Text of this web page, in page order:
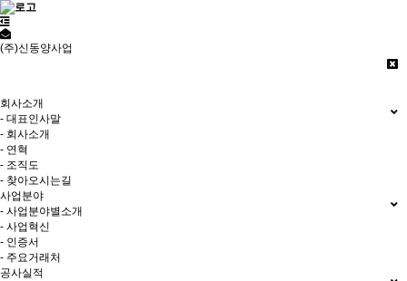
(주)신동양사업
회사소개
- 대표인사말
- 회사소개
- 연혁
- 조직도
- 찾아오시는길
사업분야
- 사업분야별소개
- 사업혁신
- 인증서
- 주요거래처
공사실적